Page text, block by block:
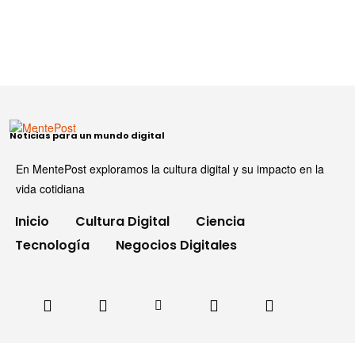
Noticias para un mundo digital
En MentePost exploramos la cultura digital y su impacto en la
vida cotidiana
Inicio Cultura Digital
Ciencia
Tecnología
Negocios Digitales